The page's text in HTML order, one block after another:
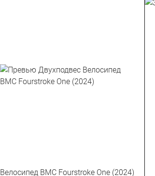
Велосипед BMC Fourstroke One (2024)